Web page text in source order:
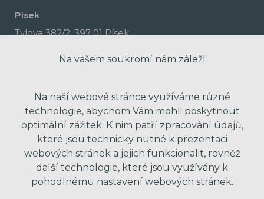
Písek
Tylova 382/2, 397 01 Písek
Na vašem soukromí nám záleží
Na naší webové stránce využíváme různé
technologie, abychom Vám mohli poskytnout
optimální zážitek. K nim patří zpracování údajů,
které jsou technicky nutné k prezentaci
webových stránek a jejich funkcionalit, rovněž
další technologie, které jsou využívány k
pohodlnému nastavení webových stránek.